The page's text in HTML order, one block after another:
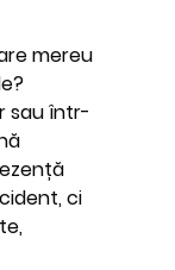
mereu
sau într-
ci